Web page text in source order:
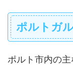
ポルトガ
ポルト市内の